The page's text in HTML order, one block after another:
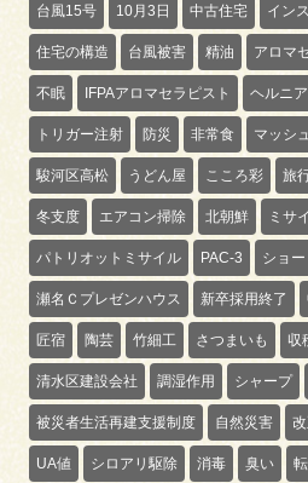
台風15号 10月3日 中古住宅 イン
住宅の構造 台風被害 精油 アロマ
不眠 IFPAアロマセラピスト ヘルニア
トリガー注射 防災 非常食 マッシ
駿河区高松 うどん屋 こころ彩 旅
冬支度 エアコン掃除 北朝鮮 ミサ
パトリオットミサイル PAC-3 ショ
瀬名Ｃプレゼンハウス 新卒採用終了
匠宿 陶芸 竹細工 さつまいも 収
清水区建設会社 調湿作用 シャープ
被災者生活再建支援制度 自然災害
UA値 シロアリ駆除 消毒 臭い